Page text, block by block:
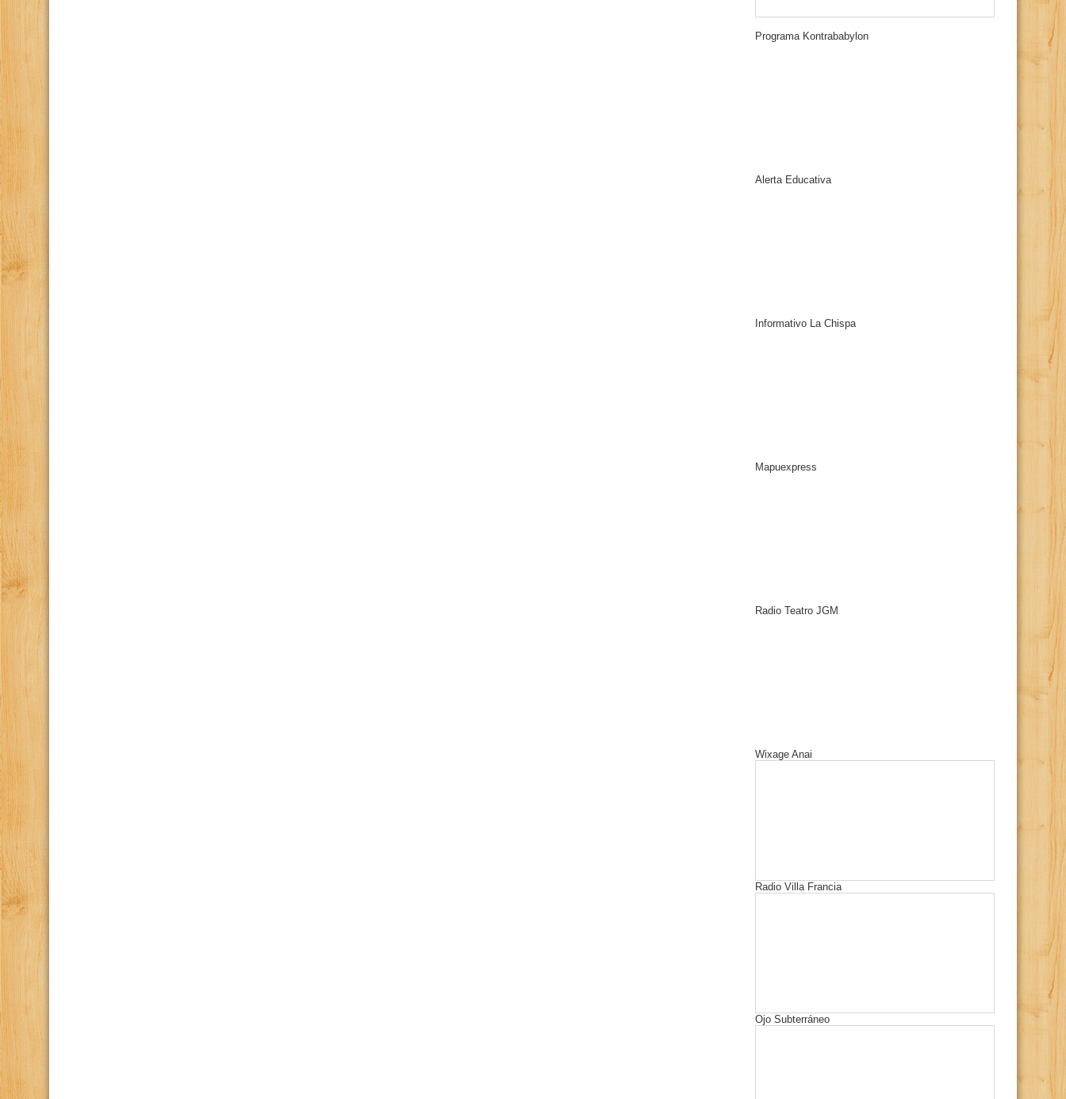
Programa Kontrababylon
Alerta Educativa
Informativo La Chispa
Mapuexpress
Radio Teatro JGM
Wixage Anai
Radio Villa Francia
Ojo Subterráneo